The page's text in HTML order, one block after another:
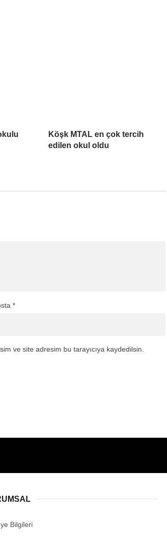
Köşk MTAL en çok tercih
edilen okul oldu
*
ve site adresim bu tarayıcıya kaydedilsin.
Bilgileri